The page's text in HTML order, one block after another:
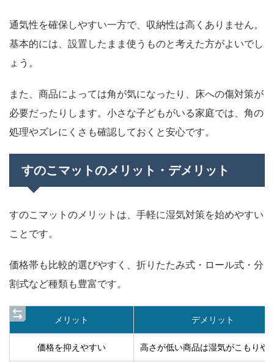
通気性を確保しやすい一方で、収納性は高くありません。
基本的には、設置したまま使うものと考えた方がよいでし
ょう。
また、商品によっては角が気になったり、床への傷対策が
必要だったりします。小さな子どもがいる家庭では、角の
処理やズレにくさも確認しておくと安心です。
すのこマットのメリット・デメリット
すのこマットのメリットは、手軽に湿気対策を始めやすい
ことです。
価格帯も比較的選びやすく、折りたたみ式・ロール式・分
割式など種類も豊富です。
メリット デメリット
価格を抑えやすい 高さが低い商品は湿気がこもりや